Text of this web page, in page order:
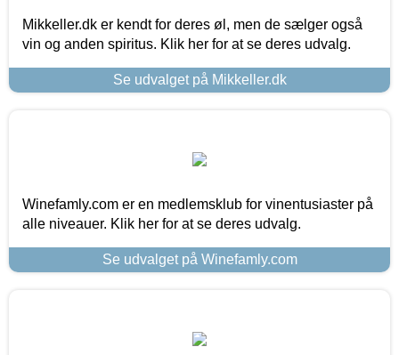
Mikkeller.dk er kendt for deres øl, men de sælger også
vin og anden spiritus. Klik her for at se deres udvalg.
Se udvalget på Mikkeller.dk
Winefamly.com er en medlemsklub for vinentusiaster på
alle niveauer. Klik her for at se deres udvalg.
Se udvalget på Winefamly.com